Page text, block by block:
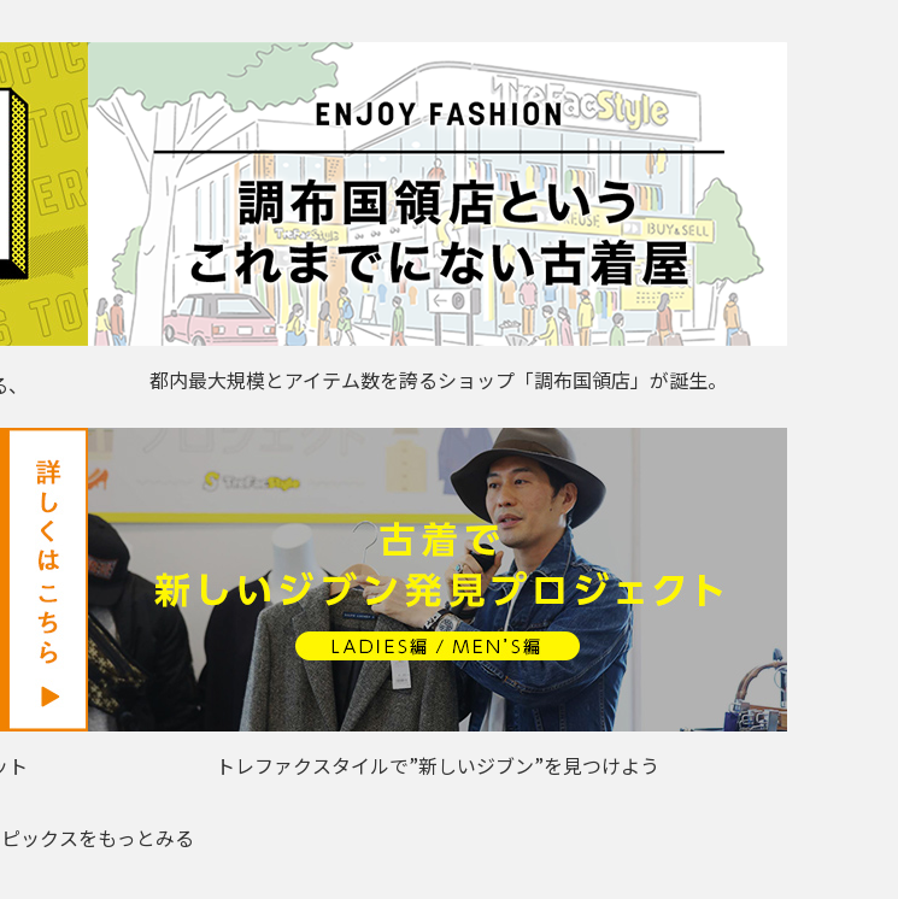
都内最大規模とアイテム数を誇るショップ「調布国領店」が誕生。
ト トレファクスタイルで”新しいジブン”を見つけよう
ピックスをもっとみる